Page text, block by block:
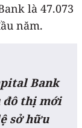
là 47.073
năm.
Bank
đô thị mới
sở hữu